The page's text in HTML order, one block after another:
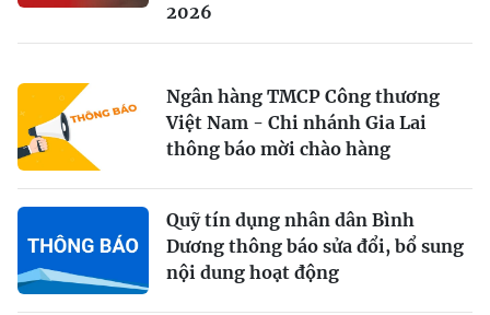
2026
Ngân hàng TMCP Công thương
Việt Nam - Chi nhánh Gia Lai
thông báo mời chào hàng
Quỹ tín dụng nhân dân Bình
Dương thông báo sửa đổi, bổ sung
nội dung hoạt động